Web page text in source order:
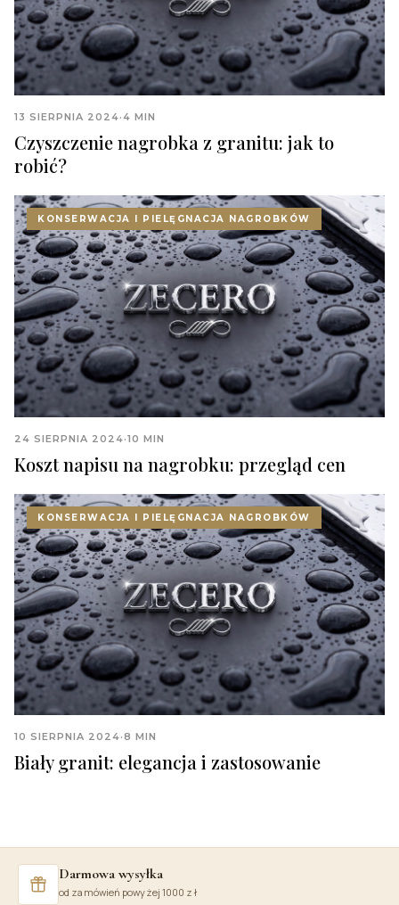
13 SIERPNIA 2024·4 MIN
Czyszczenie nagrobka z granitu: jak to
robić?
KONSERWACJA I PIELĘGNACJA NAGROBKÓW
24 SIERPNIA 2024·10 MIN
Koszt napisu na nagrobku: przegląd cen
KONSERWACJA I PIELĘGNACJA NAGROBKÓW
10 SIERPNIA 2024·8 MIN
Biały granit: elegancja i zastosowanie
Darmowa wysyłka
od zamówień powyżej 1000 zł